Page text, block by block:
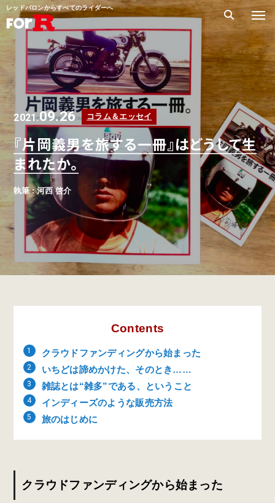
レッドバロンからすべてのライダーへ
2021.09.26 コラム＆エッセイ
『片岡義男を旅する一冊』はどうして生
まれたか。
執筆 : 河西 啓介
Contents
クラウドファンディングから始まった
いちどは諦めかけた、そのとき……
雑誌とは“雑多”である、ということ
インディーズのような販売方法
旅のはじめに
クラウドファンディングから始まった